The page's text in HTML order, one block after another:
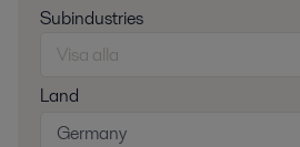
Subindustries
Visa alla
Land
Germany